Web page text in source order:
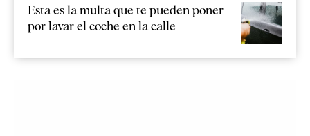
Esta es la multa que te pueden poner
por lavar el coche en la calle